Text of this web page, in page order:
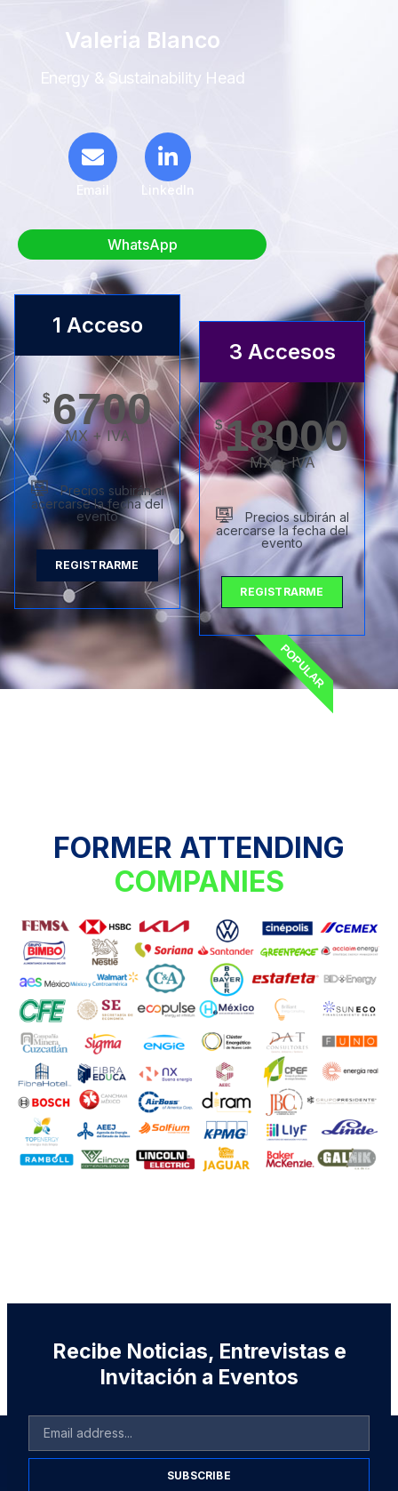
Valeria Blanco
Energy & Sustainability Head
Email LinkedIn
WhatsApp
1 Acceso
$6700
MX + IVA
Precios subirán al
acercarse la fecha del
evento
REGISTRARME
3 Accesos
$18000
MX + IVA
Precios subirán al
acercarse la fecha del
evento​
REGISTRARME
POPULAR
FORMER ATTENDING
COMPANIES
Recibe Noticias, Entrevistas e
Invitación a Eventos
SUBSCRIBE